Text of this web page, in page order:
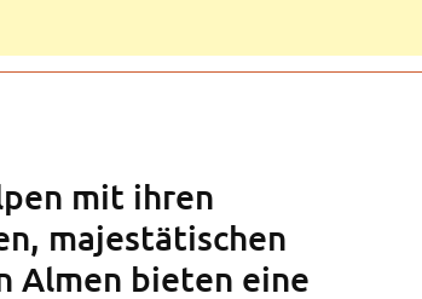
mit ihren
majestätischen
Almen bieten eine